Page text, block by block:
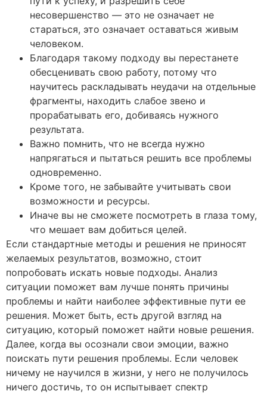
несовершенство — это не означает не
стараться, это означает оставаться живым
человеком.
Благодаря такому подходу вы перестанете
обесценивать свою работу, потому что
научитесь раскладывать неудачи на отдельные
фрагменты, находить слабое звено и
прорабатывать его, добиваясь нужного
результата.
Важно помнить, что не всегда нужно
напрягаться и пытаться решить все проблемы
одновременно.
Кроме того, не забывайте учитывать свои
возможности и ресурсы.
Иначе вы не сможете посмотреть в глаза тому,
что мешает вам добиться целей.
Если стандартные методы и решения не приносят
желаемых результатов, возможно, стоит
попробовать искать новые подходы. Анализ
ситуации поможет вам лучше понять причины
проблемы и найти наиболее эффективные пути ее
решения. Может быть, есть другой взгляд на
ситуацию, который поможет найти новые решения.
Далее, когда вы осознали свои эмоции, важно
поискать пути решения проблемы. Если человек
ничему не научился в жизни, у него не получилось
ничего достичь, то он испытывает спектр